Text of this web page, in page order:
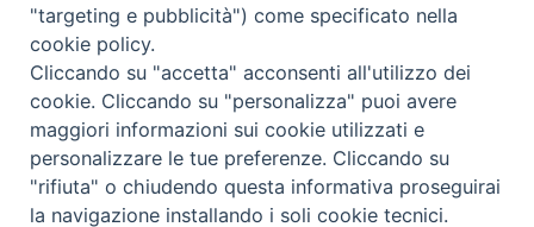
Copyright © 2019 - Tutti i diritti riservati - Vita
Trentina Editrice
Privacy Policy
Torna
"targeting e pubblicità") come specificato nella
cookie policy.
Cliccando su "accetta" acconsenti all'utilizzo dei
cookie. Cliccando su "personalizza" puoi avere
maggiori informazioni sui cookie utilizzati e
personalizzare le tue preferenze. Cliccando su
"rifiuta" o chiudendo questa informativa proseguirai
la navigazione installando i soli cookie tecnici.